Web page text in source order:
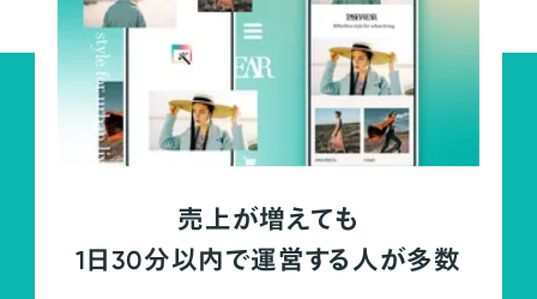
売上が増えても
1日30分以内で運営する人が多数